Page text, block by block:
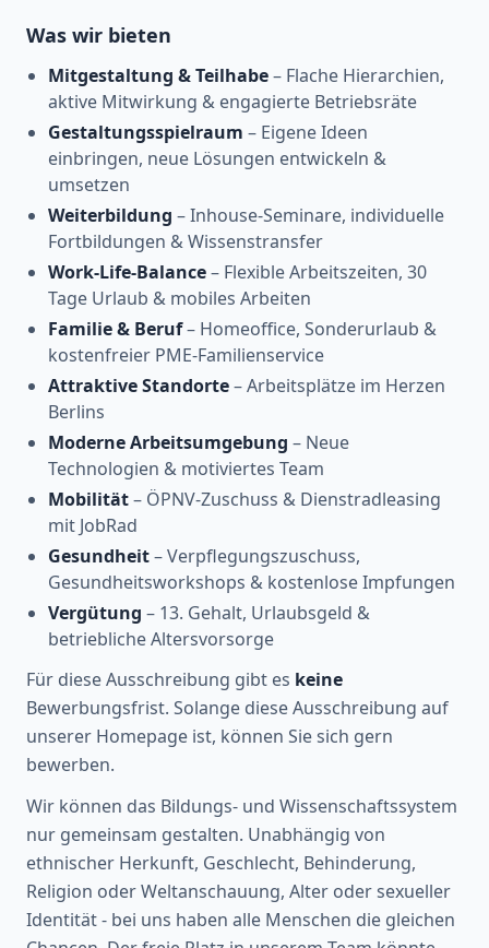
Was wir bieten
Mitgestaltung & Teilhabe– Flache Hierarchien,
aktive Mitwirkung & engagierte Betriebsräte
Gestaltungsspielraum – Eigene Ideen
einbringen, neue Lösungen entwickeln &
umsetzen
Weiterbildung – Inhouse-Seminare, individuelle
Fortbildungen & Wissenstransfer
Work-Life-Balance– Flexible Arbeitszeiten, 30
Tage Urlaub & mobiles Arbeiten
Familie & Beruf– Homeoffice, Sonderurlaub &
kostenfreier PME-Familienservice
Attraktive Standorte– Arbeitsplätze im Herzen
Berlins
Moderne Arbeitsumgebung – Neue
Technologien & motiviertes Team
Mobilität– ÖPNV-Zuschuss & Dienstradleasing
mit JobRad
Gesundheit– Verpflegungszuschuss,
Gesundheitsworkshops & kostenlose Impfungen
Vergütung – 13. Gehalt, Urlaubsgeld &
betriebliche Altersvorsorge
Für diese Ausschreibung gibt es keine
Bewerbungsfrist. Solange diese Ausschreibung auf
unserer Homepage ist, können Sie sich gern
bewerben.
Wir können das Bildungs- und Wissenschaftssystem
nur gemeinsam gestalten. Unabhängig von
ethnischer Herkunft, Geschlecht, Behinderung,
Religion oder Weltanschauung, Alter oder sexueller
Identität - bei uns haben alle Menschen die gleichen